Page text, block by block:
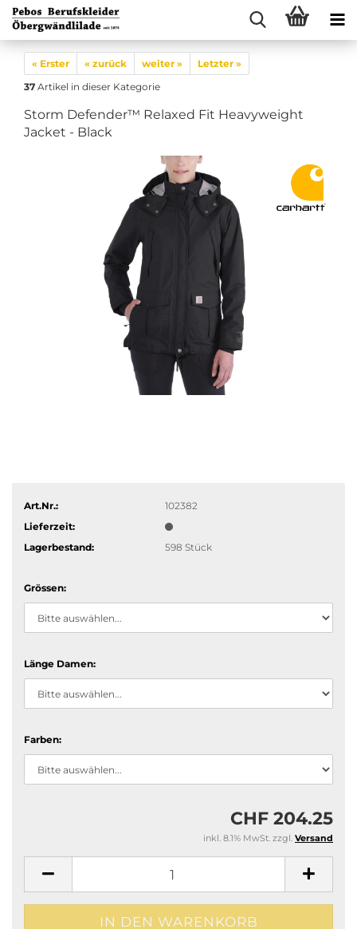
« Erster « zurück weiter »
Letzter »
37 Artikel in dieser Kategorie
Storm Defender™ Relaxed Fit Heavyweight
Jacket - Black
Art.Nr.:
102382
Lieferzeit:
Lagerbestand:
598 Stück
Grössen:
Länge Damen:
Farben:
CHF 204.25
inkl. 8.1% MwSt. zzgl. Versand